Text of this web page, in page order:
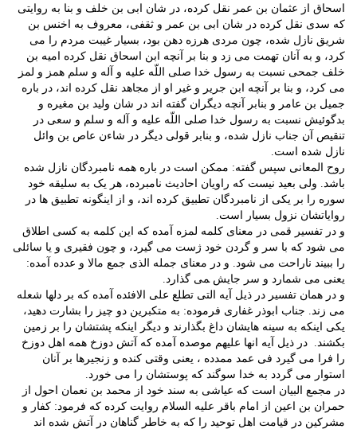
اسحاق از عثمان بن عمر نقل کرده، در شان ابی بن خلف و بنا به روایتی
که سدی نقل کرده در شان ابی بن عمر و ثقفی، معروف به اخنس بن
شریق نازل شده، چون مردی هرزه دهن بود، بسیار غیبت مردم را می
کرد، و به آنان تهمت می زد و بنا بر آنچه ابن اسحاق نقل کرده امیه بن
خلف جمحی نسبت به رسول خدا صلی اللّه علیه و آله و سلم همز و لمز
می کرد، و بنا بر آنچه ابن جریر و غیر او از مجاهد نقل کرده اند، در باره
جمیل بن عامر و بنابر آنچه دیگران گفته اند در شان ولید بن مغیره و
بدگوئیش نسبت به رسول خدا صلی اللّه علیه و آله و سلم و سعی در
تنقیص آن جناب نازل شده، و بنابر قولی دیگر در شاءن عاص بن وائل
نازل شده است.
روح المعانی سپس گفته: ممکن است در باره همه نامبردگان نازل شده
باشد. ولی بعید نیست که راویان احادیث نامبرده، هر یک به سلیقه خود
سوره را بر یکی از نامبردگان تطبیق کرده اند، و از اینگونه تطبیق ها در
روایاتشان نزول بسیار است.
و در تفسیر قمی در معنای کلمه لمزه آمده که این کلمه به کسی اطلاق
می شود که با سر و گردن خود ژست می گیرد، و چون فقیری و یا سائلی
را ببیند ناراحت می شود. و در معنای جمله الذی جمع مالا و عدده آمده:
یعنی می شمارد و سر جایش ‍می گذارد.
و در همان تفسیر در ذیل آیه التی تطلع علی الافئده آمده که بر دلها شعله
می زند. جناب ابوذر غفاری فرموده: به متکبرین دو چیز را بشارت دهید،
یکی اینکه به سینه هایشان داغ بگذارند و دیگر اینکه پشتشان را بر زمین
بکشند. در ذیل آیه انها علیهم موصده آمده که آتش دوزخ همه اهل دوزخ
را فرا می گیرد فی عمد ممدده ، یعنی وقتی کنده و زنجیرها بر آنان
استوار می گردد به خدا سوگند که پوستشان را می خورد.
در مجمع البیان است که عیاشی به سند خود از محمد بن نعمان احول از
حمران بن اعین از امام باقر علیه السلام روایت کرده که فرمود: کفار و
مشرکین در قیامت اهل توحید را که به خاطر گناهان در آتش شده اند